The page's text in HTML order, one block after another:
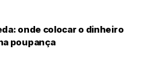
onde colocar o dinheiro
poupança